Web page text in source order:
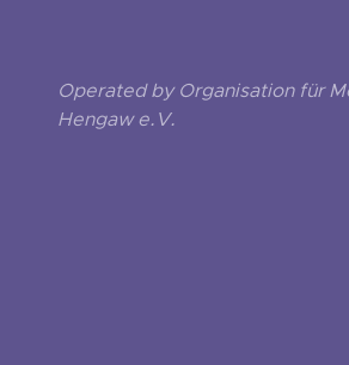
Operated by Organisation für
Hengaw e.V.